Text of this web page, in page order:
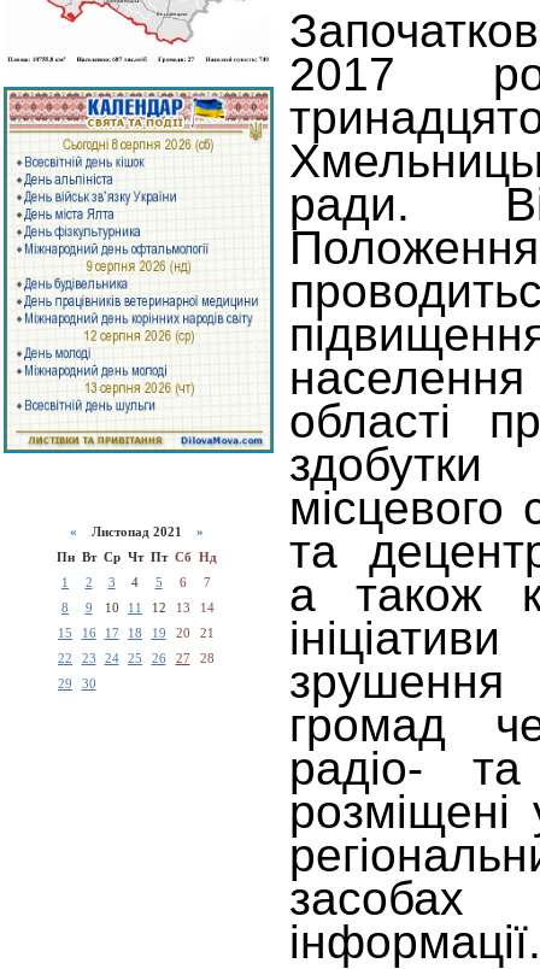
« Листопад 2021 »
Пн Вт Ср Чт Пт Сб Нд
1
2 3 4 5 6
7
8
9 10 11 12 13
14
15
16 17 18 19 20
21
22
23 24 25 26 27
28
29
30
2017
ради.
області
місцевого
та
а також
громад
радіо- та
розміщені
інформації.